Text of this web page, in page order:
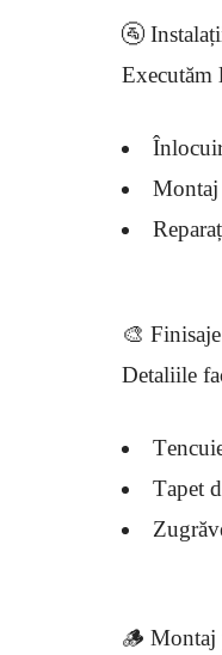
🚰
Executăm
Montaj
🎨
Detaliile
Tapet
🪵 Montaj